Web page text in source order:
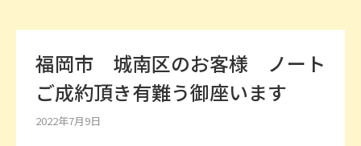
福岡市 城南区のお客様 ノート
ご成約頂き有難う御座います
2022年7月9日